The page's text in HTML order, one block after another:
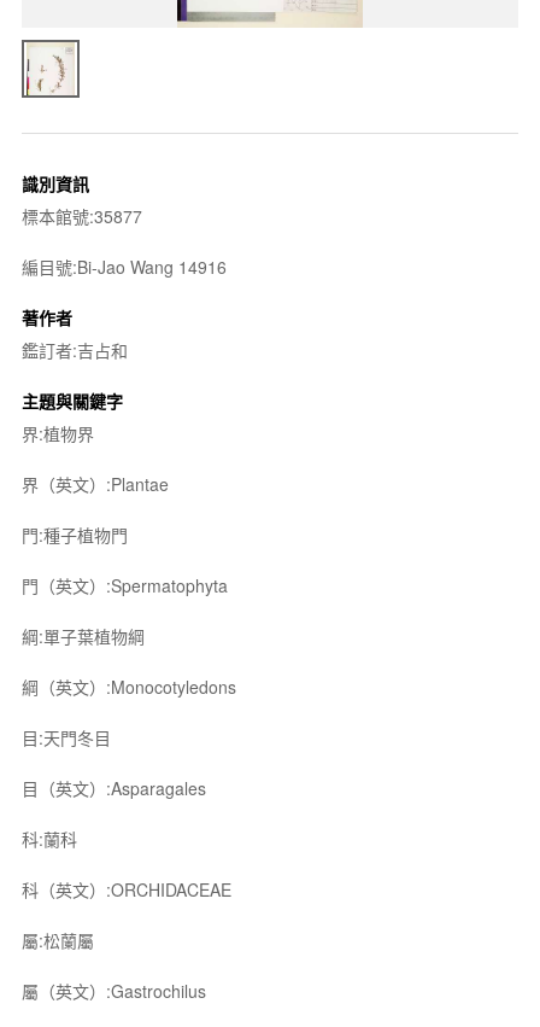
識別資訊
標本館號:35877
編目號:Bi-Jao Wang 14916
著作者
鑑訂者:吉占和
主題與關鍵字
界:植物界
界（英文）:Plantae
門:種子植物門
門（英文）:Spermatophyta
綱:單子葉植物綱
綱（英文）:Monocotyledons
目:天門冬目
目（英文）:Asparagales
科:蘭科
科（英文）:ORCHIDACEAE
屬:松蘭屬
屬（英文）:Gastrochilus